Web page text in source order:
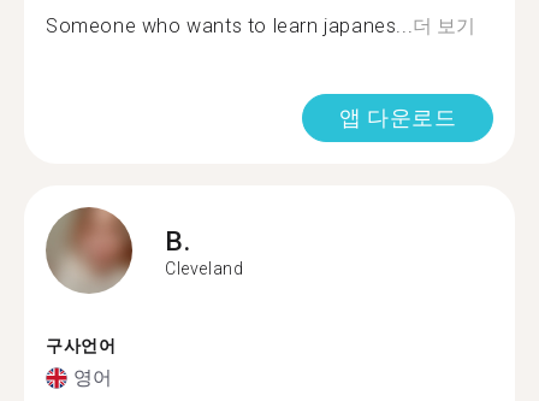
Someone who wants to learn japanes... 더 보기
앱 다운로드
B.
Cleveland
구사언어
영어